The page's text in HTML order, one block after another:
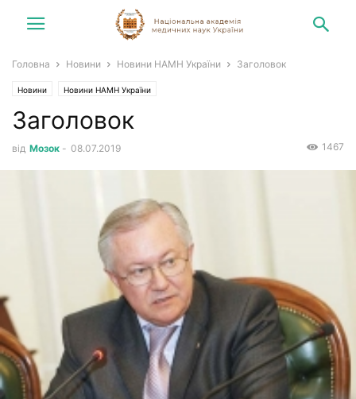
Головна Новини Новини НАМН України Заголовок
Новини Новини НАМН України
Заголовок
від Мозок - 08.07.2019 1467